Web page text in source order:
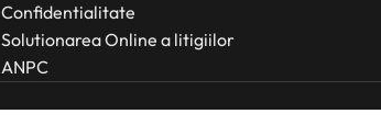
Confidentialitate
Solutionarea Online a litigiilor
ANPC